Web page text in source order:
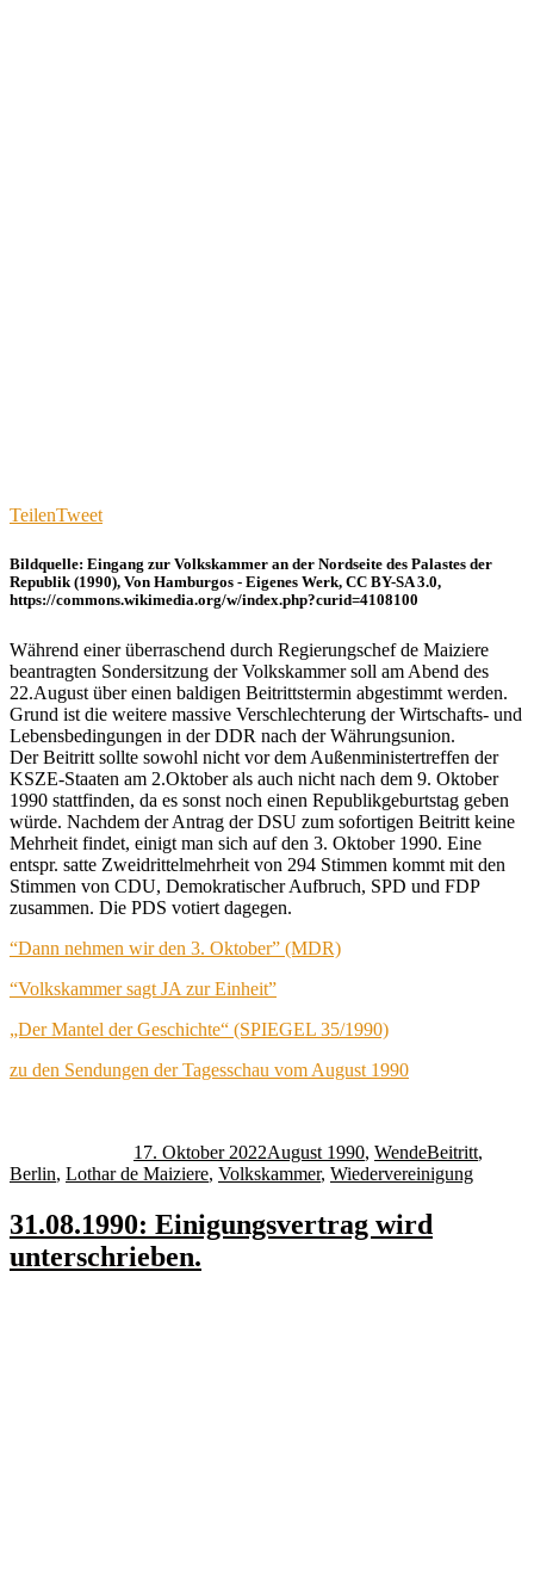
TeilenTweet
Bildquelle: Eingang zur Volkskammer an der Nordseite des Palastes der
Republik (1990), Von Hamburgos - Eigenes Werk, CC BY-SA 3.0,
https://commons.wikimedia.org/w/index.php?curid=4108100
Während einer überraschend durch Regierungschef de Maiziere
beantragten Sondersitzung der Volkskammer soll am Abend des
22.August über einen baldigen Beitrittstermin abgestimmt werden.
Grund ist die weitere massive Verschlechterung der Wirtschafts- und
Lebensbedingungen in der DDR nach der Währungsunion.
Der Beitritt sollte sowohl nicht vor dem Außenministertreffen der
KSZE-Staaten am 2.Oktober als auch nicht nach dem 9. Oktober
1990 stattfinden, da es sonst noch einen Republikgeburtstag geben
würde. Nachdem der Antrag der DSU zum sofortigen Beitritt keine
Mehrheit findet, einigt man sich auf den 3. Oktober 1990. Eine
entspr. satte Zweidrittelmehrheit von 294 Stimmen kommt mit den
Stimmen von CDU, Demokratischer Aufbruch, SPD und FDP
zusammen. Die PDS votiert dagegen.
“Dann nehmen wir den 3. Oktober” (MDR)
“Volkskammer sagt JA zur Einheit”
„Der Mantel der Geschichte“ (SPIEGEL 35/1990)
zu den Sendungen der Tagesschau vom August 1990
17. Oktober 2022August 1990, WendeBeitritt,
Berlin, Lothar de Maiziere, Volkskammer, Wiedervereinigung
31.08.1990: Einigungsvertrag wird
unterschrieben.